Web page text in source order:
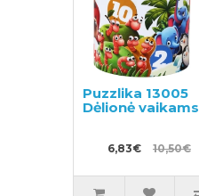
Puzzlika 13005
Dėlionė vaikams
6,83€ 10,50€